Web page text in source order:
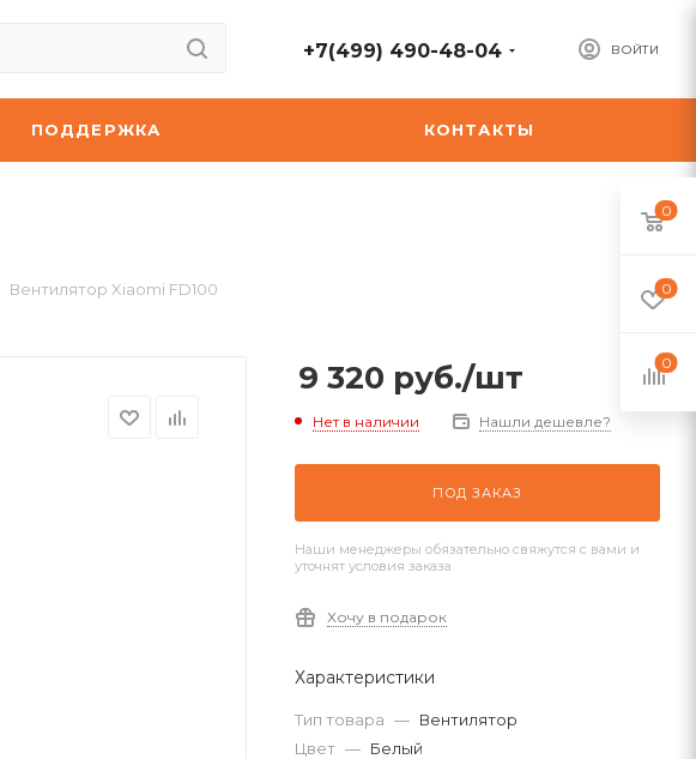
ВОЙТИ
+7(499) 490-48-04
ПОДДЕРЖКА КОНТАКТЫ
Вентилятор Xiaomi FD100
9 320 руб./шт
Нет в наличии Нашли дешевле?
ПОД ЗАКАЗ
Наши менеджеры обязательно свяжутся с вами и
уточнят условия заказа
Хочу в подарок
Характеристики
Тип товара — Вентилятор
Цвет — Белый
0
0
0